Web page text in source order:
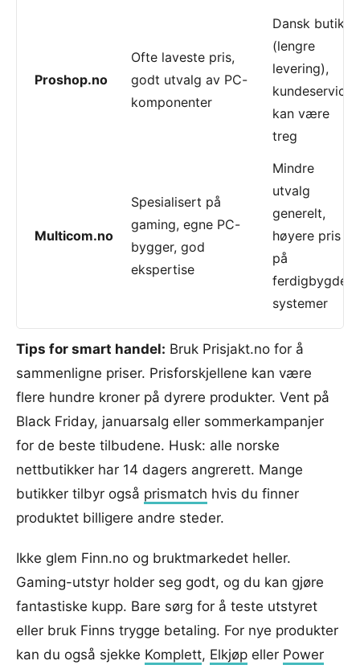
Proshop.no
Ofte laveste pris,
godt utvalg av PC-
komponenter
Dansk butikk
(lengre
levering),
kundeservice
kan være
treg
Multicom.no
Spesialisert på
gaming, egne PC-
bygger, god
ekspertise
Mindre
utvalg
generelt,
høyere pris
på
ferdigbygde
systemer
Tips for smart handel: Bruk Prisjakt.no for å
sammenligne priser. Prisforskjellene kan være
flere hundre kroner på dyrere produkter. Vent på
Black Friday, januarsalg eller sommerkampanjer
for de beste tilbudene. Husk: alle norske
nettbutikker har 14 dagers angrerett. Mange
butikker tilbyr også prismatch hvis du finner
produktet billigere andre steder.
Ikke glem Finn.no og bruktmarkedet heller.
Gaming-utstyr holder seg godt, og du kan gjøre
fantastiske kupp. Bare sørg for å teste utstyret
eller bruk Finns trygge betaling. For nye produkter
kan du også sjekke Komplett, Elkjøp eller Power